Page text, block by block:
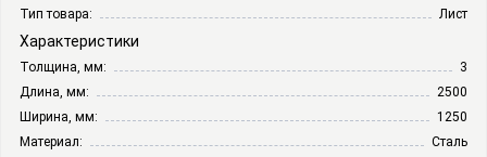
Тип товара:
Лист
Характеристики
Толщина, мм:
3
Длина, мм:
2500
Ширина, мм:
1250
Материал:
Сталь